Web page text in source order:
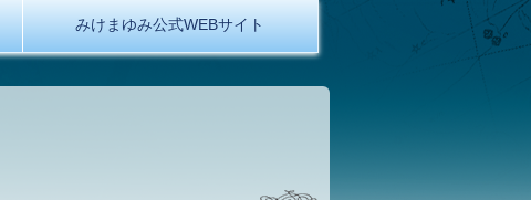
みけまゆみ公式WEBサイト